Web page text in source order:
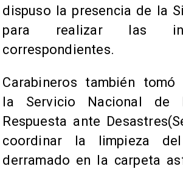
dispuso la presencia de la
para realizar las
correspondientes.
​Carabineros también
la Servicio Nacional de
Respuesta ante
coordinar la limpieza del
derramado en la carpeta